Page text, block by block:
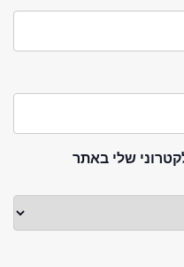
שלי באתר